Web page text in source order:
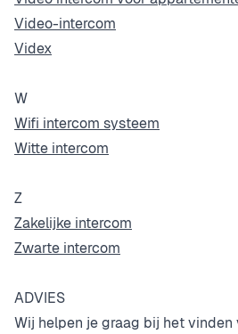
Video-intercom
Videx
W
Wifi intercom systeem
Witte intercom
Z
Zakelijke intercom
Zwarte intercom
ADVIES
Wij helpen je graag bij het